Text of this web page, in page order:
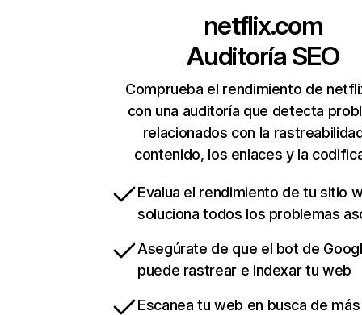
netflix.com
Auditoría SEO
Comprueba el rendimiento de
con una auditoría que detecta
relacionados con la
contenido, los enlaces y la
Evalua el rendimiento de tu sitio
soluciona todos los problemas
Asegúrate de que el bot de
puede rastrear e indexar tu web
Escanea tu web en busca de